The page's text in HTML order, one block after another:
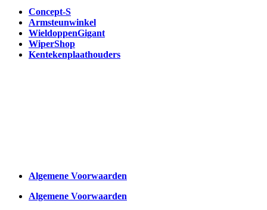
Concept-S
Armsteunwinkel
WieldoppenGigant
WiperShop
Kentekenplaathouders
Algemene Voorwaarden
Algemene Voorwaarden